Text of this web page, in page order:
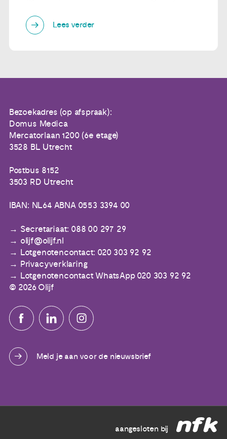
Lees verder
Bezoekadres (op afspraak):
Domus Medica
Mercatorlaan 1200 (6e etage)
3528 BL Utrecht
Postbus 8152
3503 RD Utrecht
IBAN: NL64 ABNA 0553 3394 00
Secretariaat: 088 00 297 29
olijf@olijf.nl
Lotgenotencontact: 020 303 92 92
Privacyverklaring
Lotgenotencontact WhatsApp 020 303 92 92
© 2026 Olijf
Meld je aan voor de nieuwsbrief
aangesloten bij